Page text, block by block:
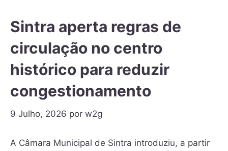
Sintra aperta regras de
circulação no centro
histórico para reduzir
congestionamento
9 Julho, 2026 por w2g
A Câmara Municipal de Sintra introduziu, a partir